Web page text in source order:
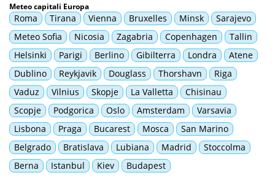
Meteo capitali Europa
Roma Tirana Vienna Bruxelles Minsk
Sarajevo
Meteo Sofia
Nicosia Zagabria Copenhagen
Tallin
Helsinki
Parigi Berlino Gibilterra Londra
Atene
Dublino
Reykjavik Douglass Thorshavn
Riga
Vaduz
Vilnius Skopje La Valletta
Chisinau
Scopje
Podgorica Oslo Amsterdam
Varsavia
Lisbona
Praga Bucarest Mosca
San Marino
Belgrado
Bratislava Lubiana Madrid
Stoccolma
Berna
Istanbul Kiev Budapest